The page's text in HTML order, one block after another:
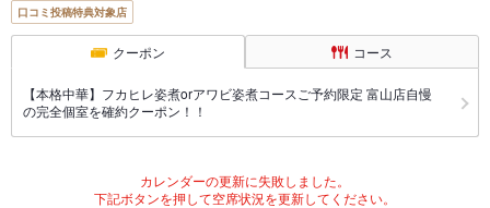
口コミ投稿特典対象店
クーポン コース
【本格中華】フカヒレ姿煮orアワビ姿煮コースご予約限定 富山店自慢
の完全個室を確約クーポン！！
カレンダーの更新に失敗しました。
下記ボタンを押して空席状況を更新してください。